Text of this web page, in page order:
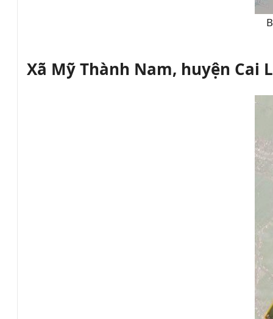
Xã Mỹ Thành Nam, huyện Cai